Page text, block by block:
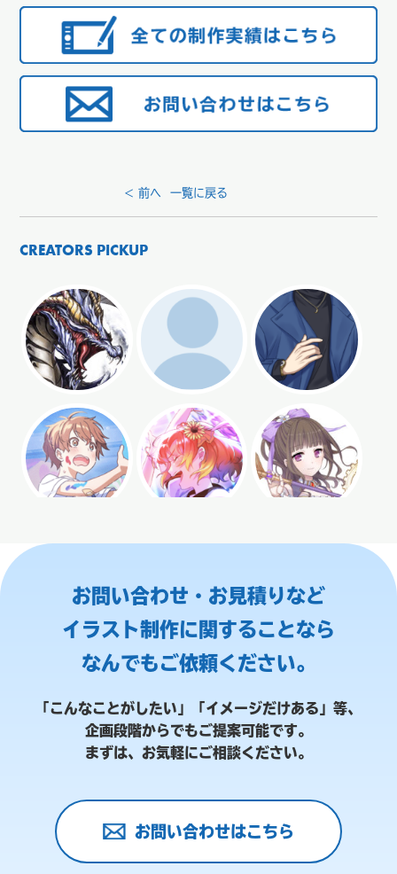
< 前へ 一覧に戻る
CREATORS PICKUP
お問い合わせ・お見積りなど
イラスト制作に関することなら
なんでもご依頼ください。
「こんなことがしたい」「イメージだけある」等、
企画段階からでもご提案可能です。
まずは、お気軽にご相談ください。
お問い合わせはこちら